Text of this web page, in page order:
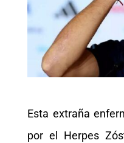
Esta extraña
por el Herpes